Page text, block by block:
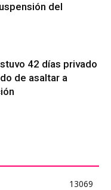
del
42 días privado
de asaltar a
13069